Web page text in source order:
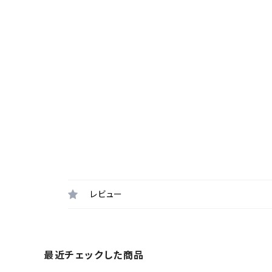
レビュー
最近チェックした商品